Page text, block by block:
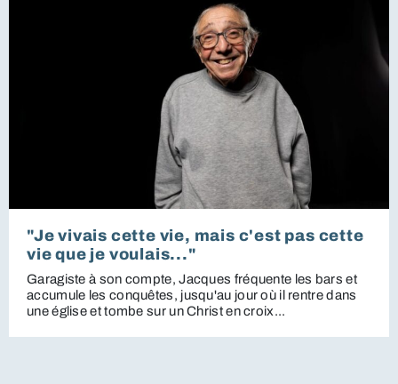
"Je vivais cette vie, mais c'est pas cette
vie que je voulais..."
Garagiste à son compte, Jacques fréquente les bars et
accumule les conquêtes, jusqu'au jour où il rentre dans
une église et tombe sur un Christ en croix...